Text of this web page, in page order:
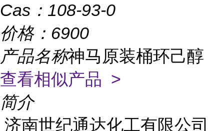
Cas： 108-93-0
价格： 6900
产品名称神马原装桶环己醇
查看相似产品 >
简介
济南世纪通达化工有限公司